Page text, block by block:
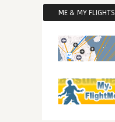
ME & MY FLIGHTS